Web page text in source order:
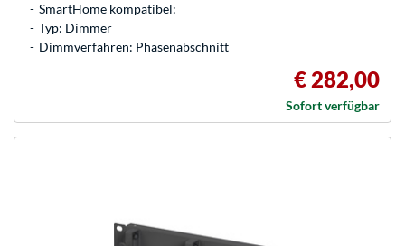
SmartHome kompatibel:
Typ: Dimmer
Dimmverfahren: Phasenabschnitt
€ 282,00
Sofort verfügbar